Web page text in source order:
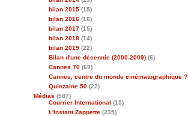
bilan 2015 (15)
bilan 2016 (16)
bilan 2017 (15)
bilan 2018 (14)
bilan 2019 (22)
Bilan d'une décennie (2000-2009) (6)
Cannes 70 (69)
Cannes, centre du monde cinématographique ?
Quinzaine 50 (22)
Médias (587)
Courrier International (15)
L'instant Zappette (235)